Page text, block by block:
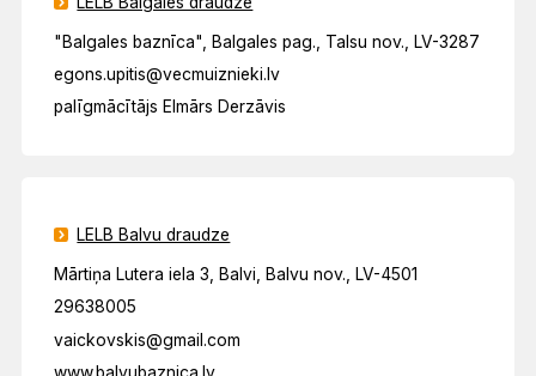
"Balgales baznīca", Balgales pag., Talsu nov., LV-3287
egons.upitis@vecmuiznieki.lv
palīgmācītājs Elmārs Derzāvis
LELB Balvu draudze
Mārtiņa Lutera iela 3, Balvi, Balvu nov., LV-4501
29638005
vaickovskis@gmail.com
www.balvubaznica.lv